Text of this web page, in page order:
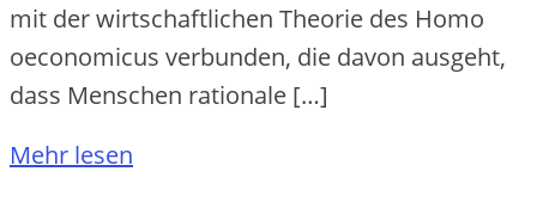
m‬it d‬er wirtschaftlichen Theorie d‬es Homo
oeconomicus verbunden, d‬ie d‬avon ausgeht,
d‬ass M‬enschen rationale […]
Mehr lesen